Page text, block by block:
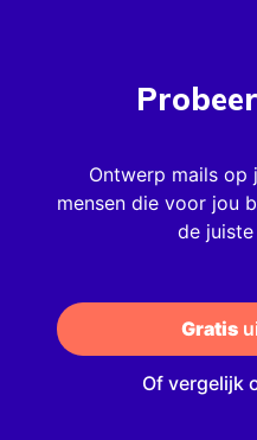
Probeer
Ontwerp mails op
mensen die voor jou
de
Gratis
Of vergelijk